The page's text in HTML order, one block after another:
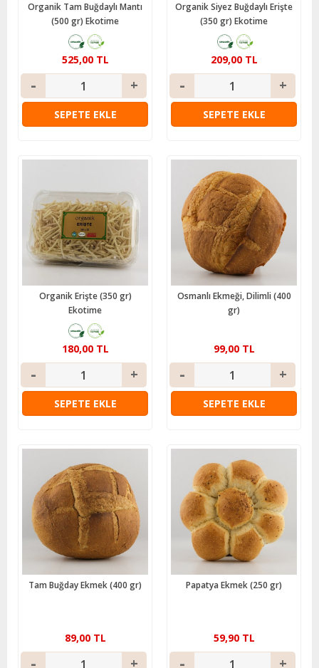
Organik Tam Buğdaylı Mantı
(500 gr) Ekotime
525,00 TL
SEPETE EKLE
Organik Siyez Buğdaylı Erişte
(350 gr) Ekotime
209,00 TL
SEPETE EKLE
Organik Erişte (350 gr)
Ekotime
180,00 TL
SEPETE EKLE
Osmanlı Ekmeği, Dilimli (400
gr)
99,00 TL
SEPETE EKLE
Tam Buğday Ekmek (400 gr)
89,00 TL
Papatya Ekmek (250 gr)
59,90 TL